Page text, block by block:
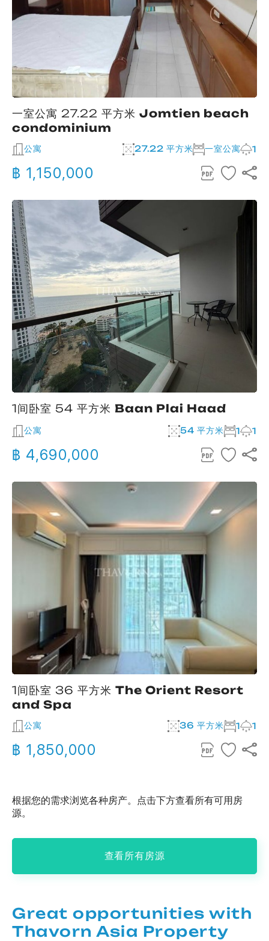
一室公寓 27.22 平方米 Jomtien beach
condominium
公寓 27.22 平方米 一室公寓 1
฿ 1,150,000
1间卧室 54 平方米 Baan Plai Haad
公寓 54 平方米 1 1
฿ 4,690,000
1间卧室 36 平方米 The Orient Resort
and Spa
公寓 36 平方米 1 1
฿ 1,850,000
根据您的需求浏览各种房产。点击下方查看所有可用房
源。
查看所有房源
Great opportunities with
Thavorn Asia Property